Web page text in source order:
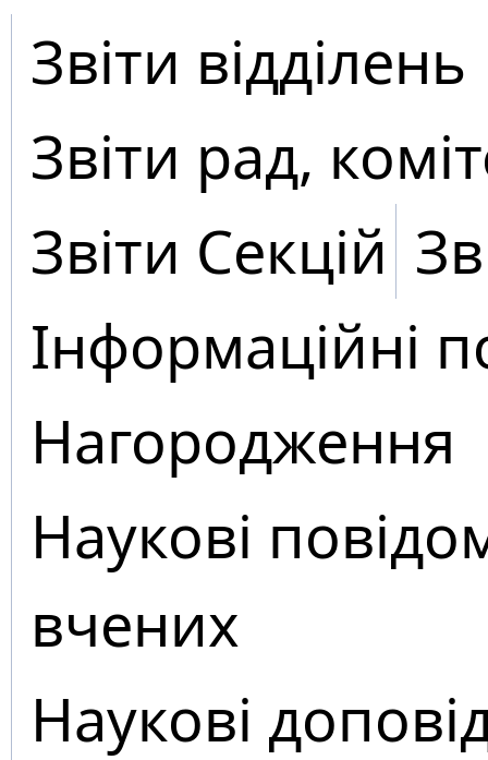
Звіти відділень
Звіти рад,
Звіти Секцій
Інформаційні
Нагородження
Наукові
вчених
Наукові